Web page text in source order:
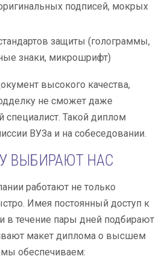
подписей, мокрых
защиты (голограммы,
знаки, микрошрифт)
высокого качества,
не сможет даже
Такой диплом
ВУЗа и на собеседовании.
ВЫБИРАЮТ НАС
работают не только
Имея постоянный доступ к
в течение пары дней подбирают
макет диплома о высшем
обеспечиваем: